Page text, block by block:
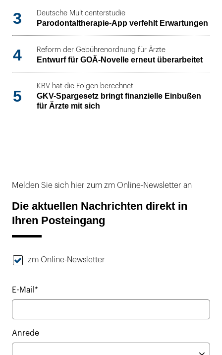
3 Deutsche Multicenterstudie
Parodontaltherapie-App verfehlt Erwartungen
4 Reform der Gebührenordnung für Ärzte
Entwurf für GOÄ-Novelle erneut überarbeitet
5
KBV hat die Folgen berechnet
GKV-Spargesetz bringt finanzielle Einbußen
für Ärzte mit sich
Melden Sie sich hier zum zm Online-Newsletter an
Die aktuellen Nachrichten direkt in
Ihren Posteingang
zm Online-Newsletter
E-Mail*
Anrede